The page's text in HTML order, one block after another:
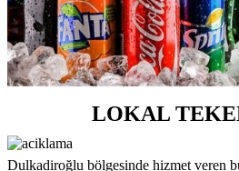
LOKAL
Dulkadiroğlu bölgesinde hizmet veren